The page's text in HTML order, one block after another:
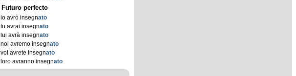
Futuro perfecto
io avrò insegnato
tu avrai insegnato
lui avrà insegnato
noi avremo insegnato
voi avrete insegnato
loro avranno insegnato